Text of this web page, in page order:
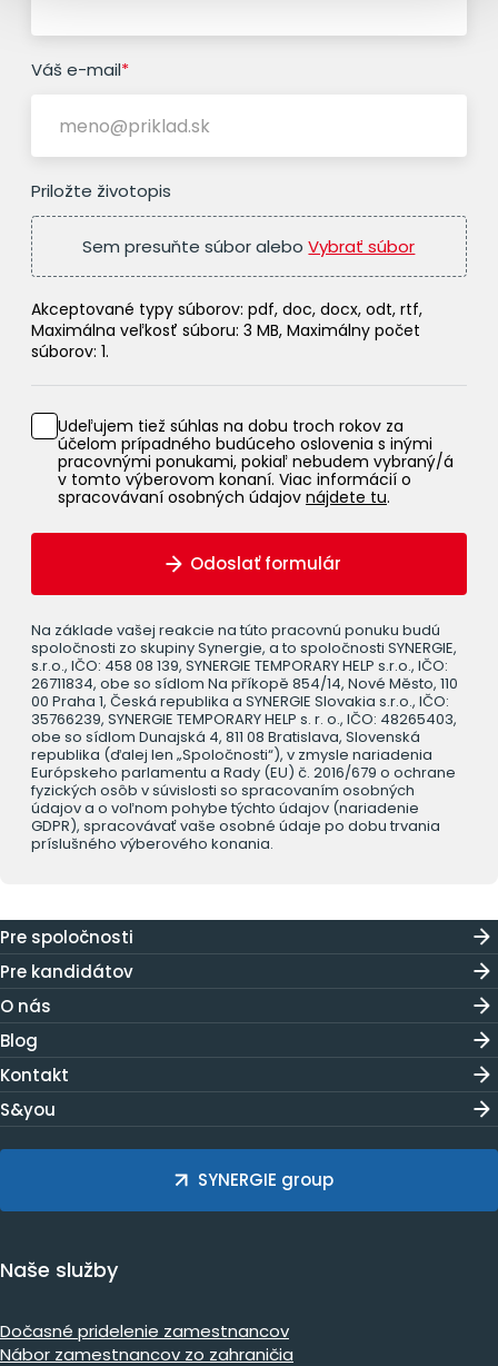
Váš e-mail*
Priložte životopis
Sem presuňte súbor aleboVybrať súbor
Akceptované typy súborov: pdf, doc, docx, odt, rtf,
Maximálna veľkosť súboru: 3 MB, Maximálny počet
súborov: 1.
Udeľujem tiež súhlas na dobu troch rokov za
účelom prípadného budúceho oslovenia s inými
pracovnými ponukami, pokiaľ nebudem vybraný/á
v tomto výberovom konaní. Viac informácií o
spracovávaní osobných údajov nájdete tu.
Odoslať formulár
Na základe vašej reakcie na túto pracovnú ponuku budú
spoločnosti zo skupiny Synergie, a to spoločnosti SYNERGIE,
s.r.o., IČO: 458 08 139, SYNERGIE TEMPORARY HELP s.r.o., IČO:
26711834, obe so sídlom Na příkopě 854/14, Nové Město, 110
00 Praha 1, Česká republika a SYNERGIE Slovakia s.r.o., IČO:
35766239, SYNERGIE TEMPORARY HELP s. r. o., IČO: 48265403,
obe so sídlom Dunajská 4, 811 08 Bratislava, Slovenská
republika (ďalej len „Spoločnosti“), v zmysle nariadenia
Európskeho parlamentu a Rady (EU) č. 2016/679 o ochrane
fyzických osôb v súvislosti so spracovaním osobných
údajov a o voľnom pohybe týchto údajov (nariadenie
GDPR), spracovávať vaše osobné údaje po dobu trvania
príslušného výberového konania.
Pre spoločnosti
Pre kandidátov
O nás
Blog
Kontakt
S&you
SYNERGIE group
Naše služby
Dočasné pridelenie zamestnancov
Nábor zamestnancov zo zahraničia